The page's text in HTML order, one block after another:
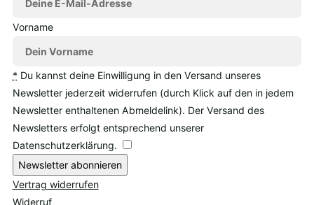
Vorname
* Du kannst deine Einwilligung in den Versand unseres
Newsletter jederzeit widerrufen (durch Klick auf den in jedem
Newsletter enthaltenen Abmeldelink). Der Versand des
Newsletters erfolgt entsprechend unserer
Datenschutzerklärung.
Newsletter abonnieren
Vertrag widerrufen
Widerruf